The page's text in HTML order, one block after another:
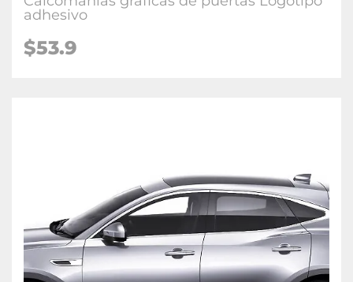
adhesivo
$53.9